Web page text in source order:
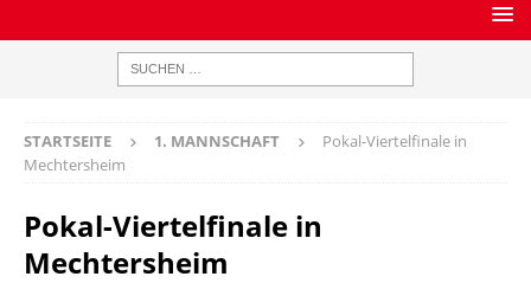
STARTSEITE 1. MANNSCHAFT
Pokal-Viertelfinale in
Mechtersheim
Pokal-Viertelfinale in
Mechtersheim